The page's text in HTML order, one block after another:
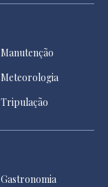
Manutenção
Meteorologia
Tripulação
Gastronomia